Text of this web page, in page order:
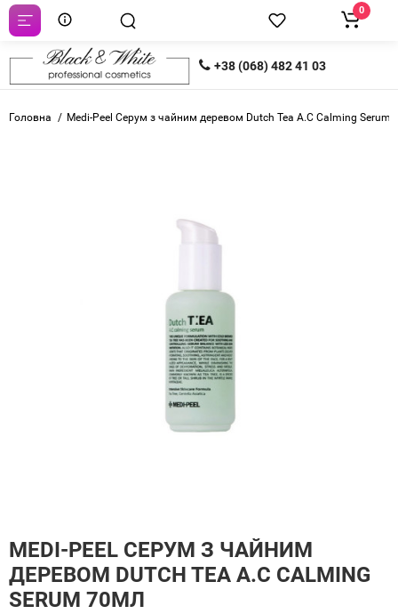
+38 (068) 482 41 03
0
Головна Medi-Peel Серум з чайним деревом Dutch Tea A.C Calming Serum
MEDI-PEEL СЕРУМ З ЧАЙНИМ
ДЕРЕВОМ DUTCH TEA A.C CALMING
SERUM 70МЛ